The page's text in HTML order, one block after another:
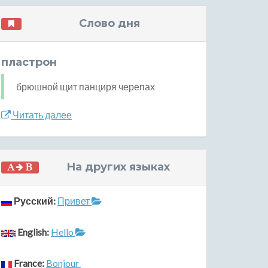
Слово дня
пластрон
брюшной щит панциря черепах
Читать далее
На других языках
Русский: Привет
English: Hello
France: Bonjour